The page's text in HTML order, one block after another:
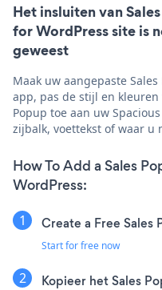
Het insluiten van
for WordPress site is
geweest
Maak uw aangepaste
app, pas de stijl en kleuren
Popup toe aan uw
zijbalk, voettekst of waar u
How To Add a Sales
WordPress:
Create a Free Sales
Start for free now
Kopieer het Sales